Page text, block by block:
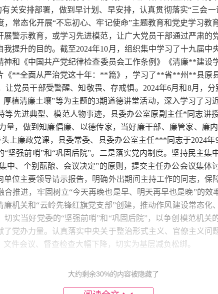
关安排部署，做到早计划、早安排，认真贯彻落实“三会
常态化开展“不忘初心、牢记使命”主题教育和党史学习
警示教育，或学习先进模范，让广大党员干部通过严肃的
提升的目的。截至2024年10月，组织集中学习了十九届
和《中国共产党纪律检查委员会工作条例》《清廉**建设
《**全面从严治党这十年：**篇》，学习了**省**州**县原
党员干部受警醒、知敬畏、存戒惧。2024年6月和8月，
植清廉土壤”等为主题的3期道德讲堂活动，深入学习了
等先进典型、模范人物事迹，县委办公室原副主任*同志讲
量，做到知廉倡廉、以德传家，当好廉干部、廉管家、廉
上廉政党课，县委常委、县委办公室主任***同志于2024
坚强前哨”和“巩固后院”。二是落实党内制度。坚持民主集
中、个别酝酿、会议决定”的原则，提交主任办公会议集体
位主要领导请示报告，明确外出期间主持工作的同志，保
推进，牢固树立“今天再晚也是早、明天再早也是晚”的效
廉机关和“云岭先锋红旗党支部”创建，推动作风建设常态化
实当好党委的“坚强前哨”和“巩固后院”，以争创模范机
党办力量。认真落实中央关于整治形式主义、官僚主义问
件会议、督查检查大幅下降，切实为基层减负松绑。
部门的实际，坚持把办公室干部队伍建设放在突出位置，着
，把学习教育作为抓好党风廉政建设工作的主渠道，每次
大约剩余30%的内容被隐藏了